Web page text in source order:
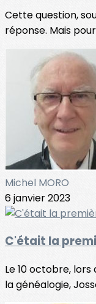
Cette question,
réponse. Mais
Michel MORO
6 janvier 2023
C'était la
Le 10 octobre,
la généalogie,